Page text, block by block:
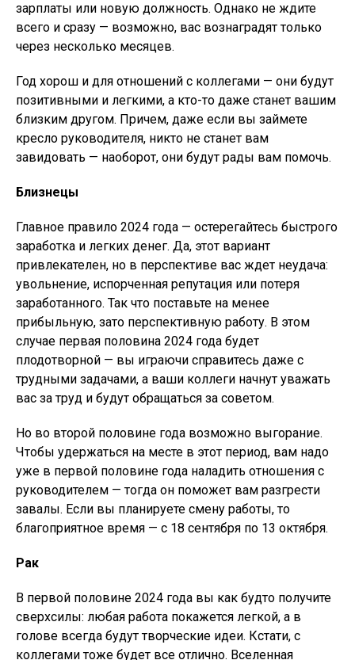
зарплаты или новую должность. Однако не ждите
всего и сразу — возможно, вас вознаградят только
через несколько месяцев.
Год хорош и для отношений с коллегами — они будут
позитивными и легкими, а кто-то даже станет вашим
близким другом. Причем, даже если вы займете
кресло руководителя, никто не станет вам
завидовать — наоборот, они будут рады вам помочь.
Близнецы
Главное правило 2024 года — остерегайтесь быстрого
заработка и легких денег. Да, этот вариант
привлекателен, но в перспективе вас ждет неудача:
увольнение, испорченная репутация или потеря
заработанного. Так что поставьте на менее
прибыльную, зато перспективную работу. В этом
случае первая половина 2024 года будет
плодотворной — вы играючи справитесь даже с
трудными задачами, а ваши коллеги начнут уважать
вас за труд и будут обращаться за советом.
Но во второй половине года возможно выгорание.
Чтобы удержаться на месте в этот период, вам надо
уже в первой половине года наладить отношения с
руководителем — тогда он поможет вам разгрести
завалы. Если вы планируете смену работы, то
благоприятное время — с 18 сентября по 13 октября.
Рак
В первой половине 2024 года вы как будто получите
сверхсилы: любая работа покажется легкой, а в
голове всегда будут творческие идеи. Кстати, с
коллегами тоже будет все отлично. Вселенная